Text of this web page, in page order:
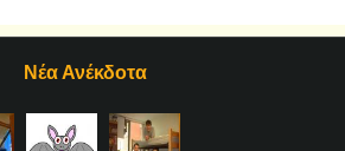
Νέα Ανέκδοτα